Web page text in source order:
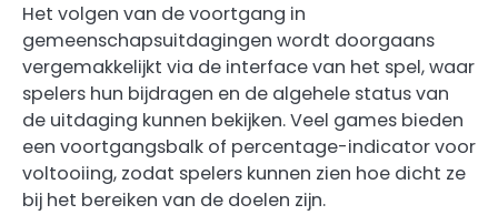
Het volgen van de voortgang in
gemeenschapsuitdagingen wordt doorgaans
vergemakkelijkt via de interface van het spel, waar
spelers hun bijdragen en de algehele status van
de uitdaging kunnen bekijken. Veel games bieden
een voortgangsbalk of percentage-indicator voor
voltooiing, zodat spelers kunnen zien hoe dicht ze
bij het bereiken van de doelen zijn.